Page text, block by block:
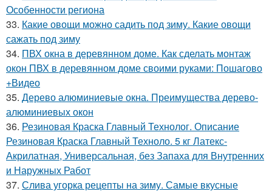
Особенности региона
33. Какие овощи можно садить под зиму. Какие овощи
сажать под зиму
34. ПВХ окна в деревянном доме. Как сделать монтаж
окон ПВХ в деревянном доме своими руками: Пошагово
+Видео
35. Дерево алюминиевые окна. Преимущества дерево-
алюминиевых окон
36. Резиновая Краска Главный Технолог. Описание
Резиновая Краска Главный Техноло. 5 кг Латекс-
Акрилатная, Универсальная, без Запаха для Внутренних
и Наружных Работ
37. Слива угорка рецепты на зиму. Самые вкусные